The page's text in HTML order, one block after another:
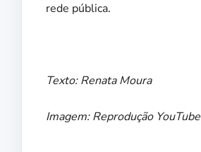
rede pública.
Texto: Renata Moura
Imagem: Reprodução YouTube